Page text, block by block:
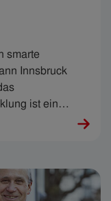
smarte
Innsbruck
ist ein
Koxeder. Der 56-